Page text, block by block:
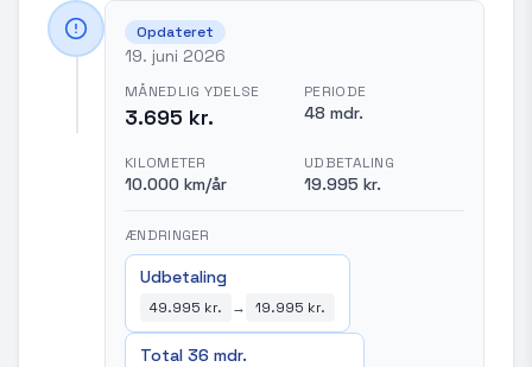
Opdateret
19. juni 2026
MÅNEDLIG YDELSE
3.695 kr.
PERIODE
48 mdr.
KILOMETER
10.000 km/år
UDBETALING
19.995 kr.
ÆNDRINGER
Udbetaling
49.995 kr. → 19.995 kr.
Total 36 mdr.